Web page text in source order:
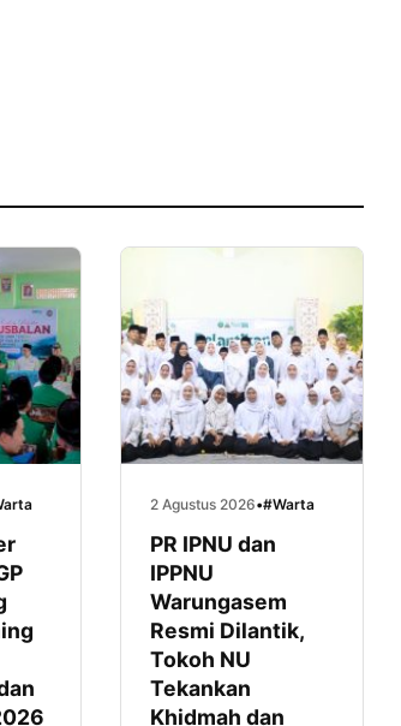
2 Agustus 2026•#Warta
PR IPNU dan
IPPNU
Warungasem
Resmi Dilantik,
Tokoh NU
Tekankan
Khidmah dan